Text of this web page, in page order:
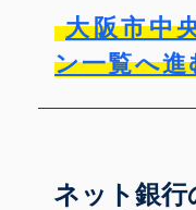
大阪市中
ン一覧へ進
ネット銀行